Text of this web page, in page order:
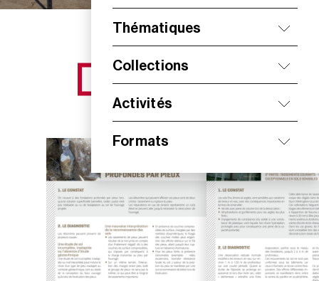
Thématiques
Collections
Activités
Formats
NOS NOUVEAUTÉS